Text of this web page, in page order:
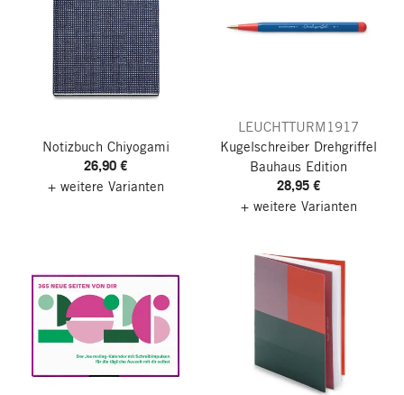
Notizbuch Chiyogami
26,90 €
+ weitere Varianten
LEUCHTTURM1917
Kugelschreiber Drehgriffel
Bauhaus Edition
28,95 €
+ weitere Varianten
Nach oben